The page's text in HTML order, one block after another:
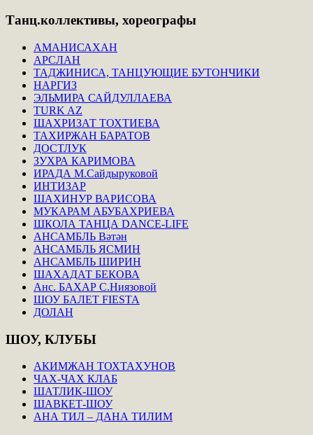
Танц.коллективы, хореографы
АМАНИСАХАН
АРСЛАН
ТАДЖИНИСА, ТАНЦУЮЩИЕ БУТОНЧИКИ
НАРГИЗ
ЭЛЬМИРА САЙДУЛЛАЕВА
TURK AZ
ШАХРИЗАТ ТОХТИЕВА
ТАХИРЖАН БАРАТОВ
ДОСТЛУК
ЗУХРА КАРИМОВА
ИРАДА М.Сайдыруковой
ИНТИЗАР
ШАХИНУР ВАРИСОВА
МУКАРАМ АБУБАХРИЕВА
ШКОЛА ТАНЦА DANCE-LIFE
АНСАМБЛЬ Вәтән
АНСАМБЛЬ ЯСМИН
АНСАМБЛЬ ШИРИН
ШАХАДАТ БЕКОВА
Анс. БАХАР С.Ниязовой
ШОУ БАЛЕТ FIESTA
ДОЛАН
ШОУ, КЛУБЫ
АКИМЖАН ТОХТАХУНОВ
ЧАХ-ЧАХ КЛАБ
ШАТЛИК-ШОУ
ШАВКЕТ-ШОУ
АНА ТИЛ – ДАНА ТИЛИМ